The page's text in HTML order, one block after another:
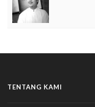
TENTANG KAMI